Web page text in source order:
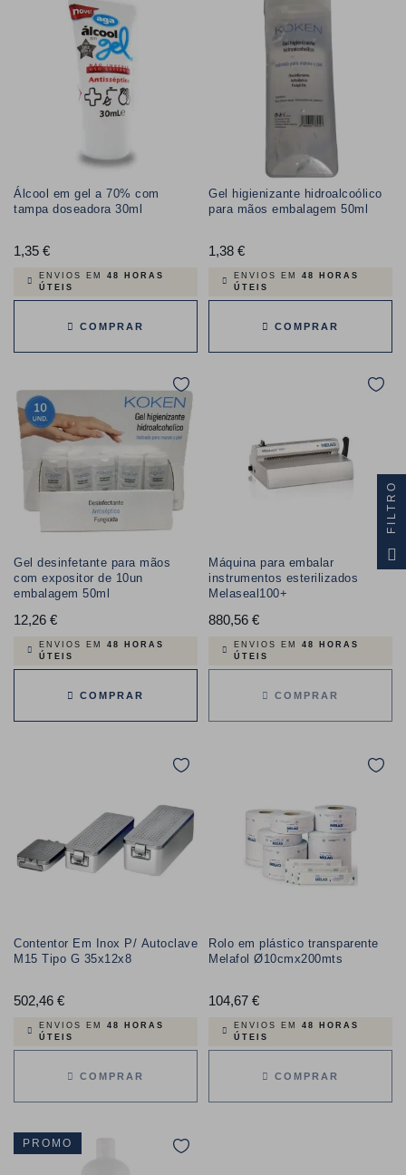
Álcool em gel a 70% com
tampa doseadora 30ml
1,35 €Preço
ENVIOS EM 48 HORAS
ÚTEIS
COMPRAR
Gel higienizante hidroalcoólico
para mãos embalagem 50ml
1,38 €Preço
ENVIOS EM 48 HORAS
ÚTEIS
COMPRAR
Gel desinfetante para mãos
com expositor de 10un
embalagem 50ml
12,26 €Preço
ENVIOS EM 48 HORAS
ÚTEIS
COMPRAR
Máquina para embalar
instrumentos esterilizados
Melaseal100+
880,56 €Preço
ENVIOS EM 48 HORAS
ÚTEIS
COMPRAR
Contentor Em Inox P/ Autoclave
M15 Tipo G 35x12x8
502,46 €Preço
ENVIOS EM 48 HORAS
ÚTEIS
COMPRAR
Rolo em plástico transparente
Melafol Ø10cmx200mts
104,67 €Preço
ENVIOS EM 48 HORAS
ÚTEIS
COMPRAR
PROMO
FILTRO